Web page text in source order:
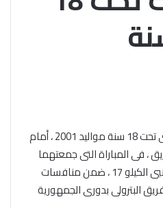
تعادل فريق الشباب بنادى إنبى تحت 18 سنة مواليد 2001 ، أمام
، فى المباراة التى جمعتهما
عصر اليوم على ملاعب نادى إنبى الكيلو 17 ، ضمن منافسات
البترولى بدورى الجمهورية